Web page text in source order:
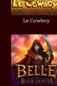
Le Cowboy